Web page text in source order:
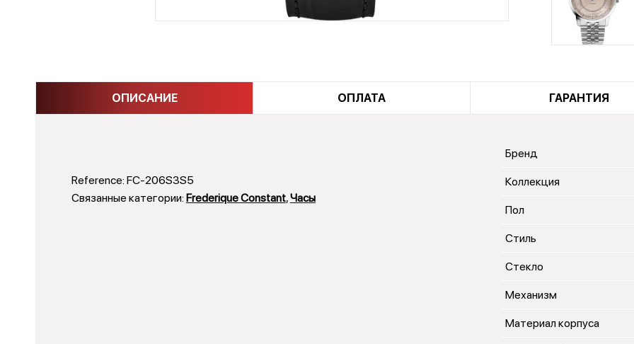
ОПИСАНИЕ ОПЛАТА ГАРАНТИЯ
Reference: FC-206S3S5
Связанные категории: Frederique Constant,Часы
Бренд
Коллекция
Пол
Стиль
Стекло
Механизм
Материал корпуса